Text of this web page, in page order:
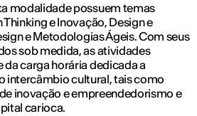
modalidade possuem temas
e Inovação, Design e
e Metodologias Ágeis. Com seus
sob medida, as atividades
carga horária dedicada a
intercâmbio cultural, tais como
inovação e empreendedorismo e
carioca.